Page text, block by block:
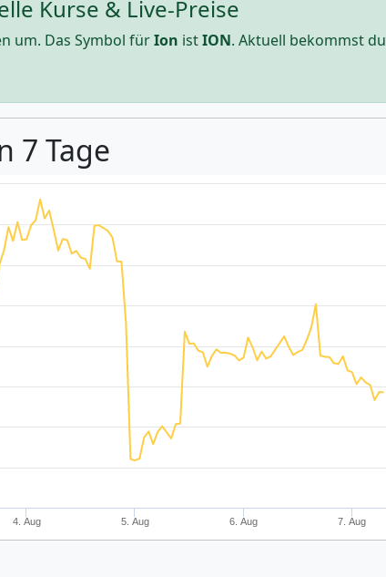
Kurse & Live-Preise
um. Das Symbol fürIon istION. Aktuell bekommst du
7 Tage
4. Aug 5. Aug 6. Aug 7. Aug